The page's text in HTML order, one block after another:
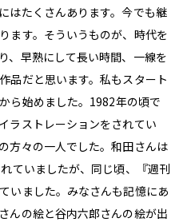
はたくさんあります。今でも継
ます。そういうものが、時代を
、早熟にして長い時間、一線を
品だと思います。私もスタート
ら始めました。1982年の頃で
ラストレーションをされてい
方々の一人でした。和田さんは
ていましたが、同じ頃、『週刊
いました。みなさんも記憶にあ
んの絵と谷内六郎さんの絵が出